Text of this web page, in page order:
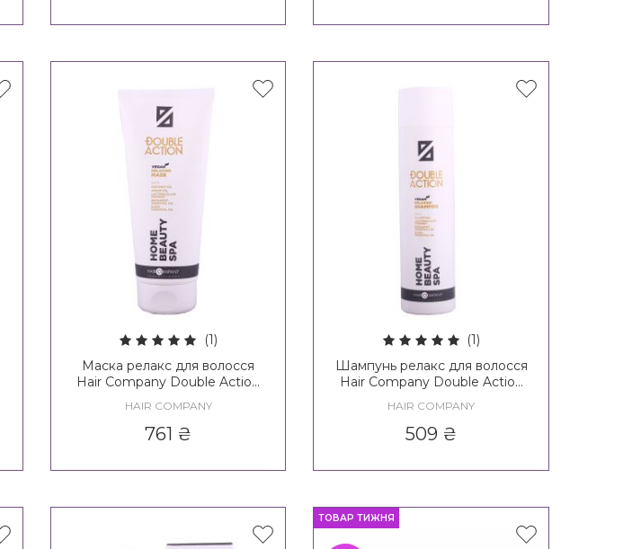
(1)
Маска релакс для волосся
Hair Company Double Action
Mask
HAIR COMPANY
761 ₴
(1)
Шампунь релакс для волосся
Hair Company Double Action
Shampoo
HAIR COMPANY
509 ₴
ТОВАР ТИЖНЯ